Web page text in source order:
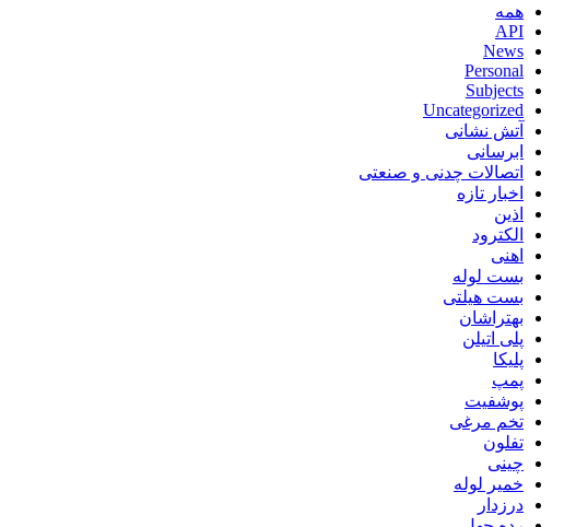
همه
API
News
Personal
Subjects
Uncategorized
آتش نشانی
ابرسانی
اتصالات چدنی و صنعتی
اخبار تازه
اذین
الکترود
اهنی
بست لوله
بست هیلتی
بهتراشان
پلی اتیلن
پلیکا
پمپ
پوشفیت
تخم مرغی
تفلون
چینی
خمیر لوله
درزدار